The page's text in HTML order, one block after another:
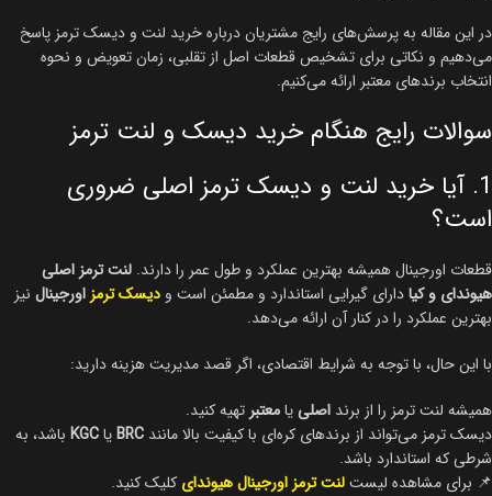
در این مقاله به پرسش‌های رایج مشتریان درباره خرید لنت و دیسک ترمز پاسخ
می‌دهیم و نکاتی برای تشخیص قطعات اصل از تقلبی، زمان تعویض و نحوه
انتخاب برندهای معتبر ارائه می‌کنیم.
سوالات رایج هنگام خرید دیسک و لنت ترمز
1. آیا خرید لنت و دیسک ترمز اصلی ضروری
است؟
قطعات اورجینال همیشه بهترین عملکرد و طول عمر را دارند. لنت ترمز اصلی
هیوندای و کیادارای گیرایی استاندارد و مطمئن است و دیسک ترمز اورجینال نیز
بهترین عملکرد را در کنار آن ارائه می‌دهد.
با این حال، با توجه به شرایط اقتصادی، اگر قصد مدیریت هزینه دارید:
همیشه لنت ترمز را از برند اصلییامعتبر تهیه کنید.
دیسک ترمز می‌تواند از برندهای کره‌ای با کیفیت بالا مانند BRCیاKGC باشد، به
شرطی که استاندارد باشد.
📌 برای مشاهده لیستلنت ترمز اورجینال هیوندای کلیک کنید.